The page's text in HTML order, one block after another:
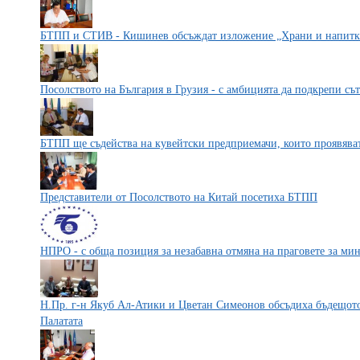
БТПП и СТИВ - Кишинев обсъждат изложение „Храни и напитки
Посолството на България в Грузия - с амбицията да подкрепи
БТПП ще съдейства на кувейтски предприемачи, които
Представители от Посолството на Китай посетиха БТПП
НПРО - с обща позиция за незабавна отмяна на праговете за
Н.Пр. г-н Якуб Ал-Атики и Цветан Симеонов обсъдиха
Палатата